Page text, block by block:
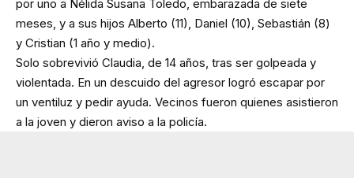
por uno a Nélida Susana Toledo, embarazada de siete
meses, y a sus hijos Alberto (11), Daniel (10), Sebastián (8)
y Cristian (1 año y medio).
Solo sobrevivió Claudia, de 14 años, tras ser golpeada y
violentada. En un descuido del agresor logró escapar por
un ventiluz y pedir ayuda. Vecinos fueron quienes asistieron
a la joven y dieron aviso a la policía.